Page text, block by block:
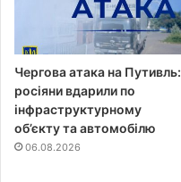
Чергова атака на Путивль:
росіяни вдарили по
інфраструктурному
об’єкту та автомобілю
06.08.2026